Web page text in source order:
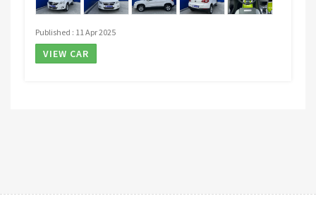
Published : 11 Apr 2025
VIEW CAR